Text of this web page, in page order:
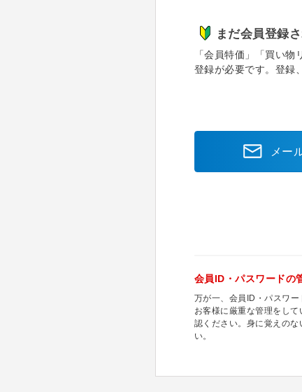
まだ会員登録
「会員特価」「買い
登録が必要です。登録
メー
会員ID・パスワードの
万が一、会員ID・パスワー
お客様に厳重な管理をし
認ください。身に覚えの
い。